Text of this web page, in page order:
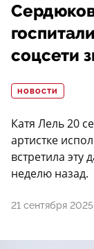
соцсети
НОВОСТИ
Катя Лель 20
артистке
встретила эту
неделю назад.
21 сентября